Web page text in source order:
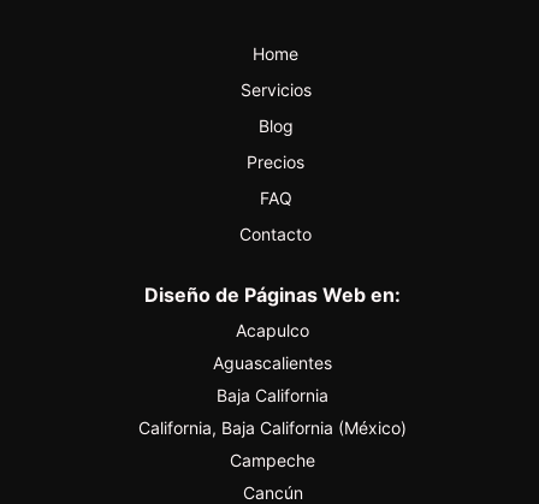
Home
Servicios
Blog
Precios
FAQ
Contacto
Diseño de Páginas Web en:
Acapulco
Aguascalientes
Baja California
California, Baja California (México)
Campeche
Cancún